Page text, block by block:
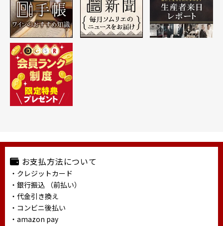
お支払方法について
・クレジットカード
・銀行振込 （前払い）
・代金引き換え
・コンビニ後払い
・amazon pay